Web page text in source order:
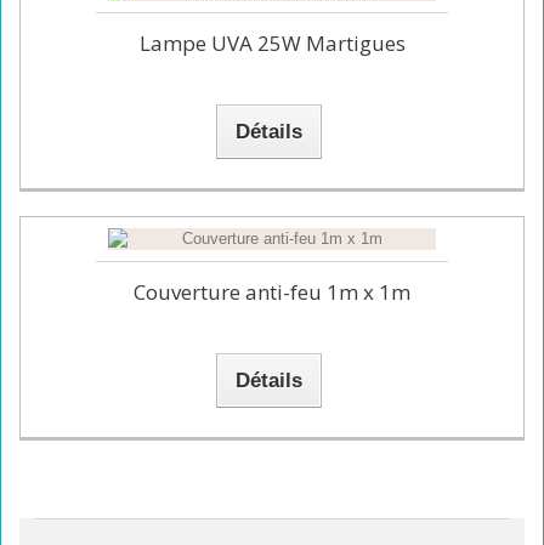
Lampe UVA 25W Martigues
Détails
Couverture anti-feu 1m x 1m
Détails